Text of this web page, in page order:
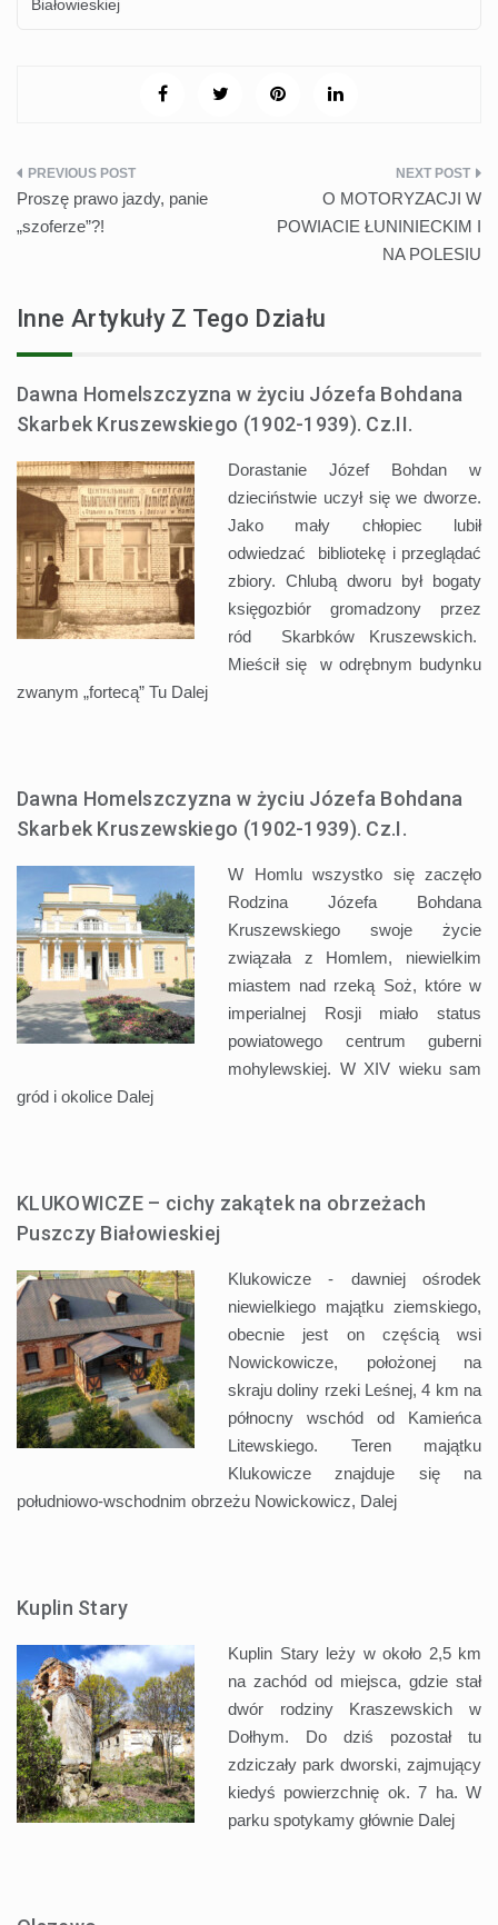
Białowieskiej
Nawigacja
wpisu
Proszę prawo jazdy, panie
„szoferze”?!
O MOTORYZACJI W
POWIACIE ŁUNINIECKIM I
NA POLESIU
Inne Artykuły Z Tego Działu
Dawna Homelszczyzna w życiu Józefa Bohdana
Skarbek Kruszewskiego (1902-1939). Cz.II.
Dorastanie Józef Bohdan w
dzieciństwie uczył się we dworze.
Jako mały chłopiec lubił
odwiedzać bibliotekę i przeglądać
zbiory. Chlubą dworu był bogaty
księgozbiór gromadzony przez
ród Skarbków Kruszewskich.
Mieścił się w odrębnym budynku
zwanym „fortecą” Tu Dalej
Dawna Homelszczyzna w życiu Józefa Bohdana
Skarbek Kruszewskiego (1902-1939). Cz.I.
W Homlu wszystko się zaczęło
Rodzina Józefa Bohdana
Kruszewskiego swoje życie
związała z Homlem, niewielkim
miastem nad rzeką Soż, które w
imperialnej Rosji miało status
powiatowego centrum guberni
mohylewskiej. W XIV wieku sam
gród i okolice Dalej
KLUKOWICZE – cichy zakątek na obrzeżach
Puszczy Białowieskiej
Klukowicze - dawniej ośrodek
niewielkiego majątku ziemskiego,
obecnie jest on częścią wsi
Nowickowicze, położonej na
skraju doliny rzeki Leśnej, 4 km na
północny wschód od Kamieńca
Litewskiego. Teren majątku
Klukowicze znajduje się na
południowo-wschodnim obrzeżu Nowickowicz, Dalej
Kuplin Stary
Kuplin Stary leży w około 2,5 km
na zachód od miejsca, gdzie stał
dwór rodziny Kraszewskich w
Dołhym. Do dziś pozostał tu
zdziczały park dworski, zajmujący
kiedyś powierzchnię ok. 7 ha. W
parku spotykamy głównie Dalej